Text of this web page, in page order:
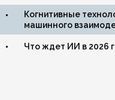
Когнитивные
машинного
Что ждет ИИ в 2026